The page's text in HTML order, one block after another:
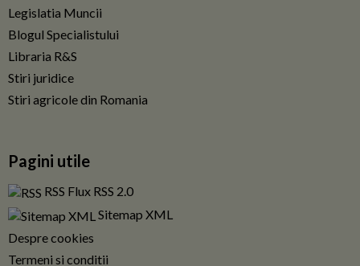
Legislatia Muncii
Blogul Specialistului
Libraria R&S
Stiri juridice
Stiri agricole din Romania
Pagini utile
RSS Flux RSS 2.0
Sitemap XML
Despre cookies
Termeni si conditii